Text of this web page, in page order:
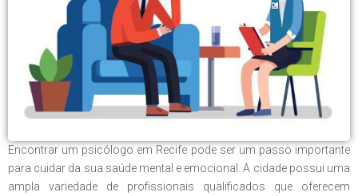
Encontrar um psicólogo em Recife pode ser um passo importante
para cuidar da sua saúde mental e emocional. A cidade possui uma
ampla variedade de profissionais qualificados que oferecem